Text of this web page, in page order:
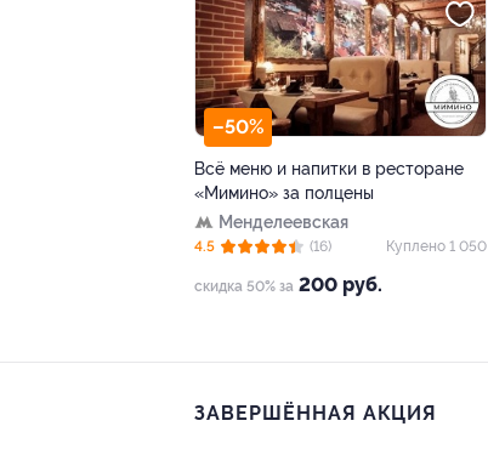
–50%
Всё меню и напитки в ресторане
«Мимино» за полцены
Менделеевская
скидка 50% за 200 руб.
4.5 (16) Куплено 1 050
ЗАВЕРШЁННАЯ АКЦИЯ